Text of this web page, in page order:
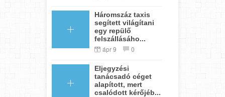
Háromszáz taxis
segített világítani
egy repülő
felszállásáho...
ápr 9 0
Eljegyzési
tanácsadó céget
alapított, mert
csalódott kérőjéb...